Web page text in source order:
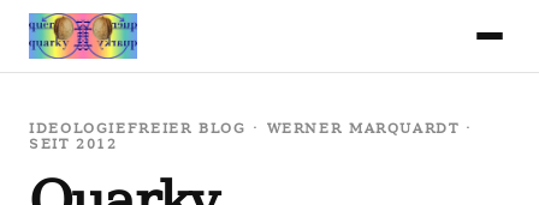
IDEOLOGIEFREIER BLOG · WERNER MARQUARDT ·
SEIT 2012